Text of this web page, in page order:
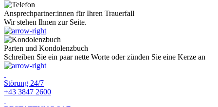
Ansprechpartner:innen für Ihren Trauerfall
Wir stehen Ihnen zur Seite.
Parten und Kondolenzbuch
Schreiben Sie ein paar nette Worte oder zünden Sie eine Kerze an
Störung 24/7
+43 3847 2600